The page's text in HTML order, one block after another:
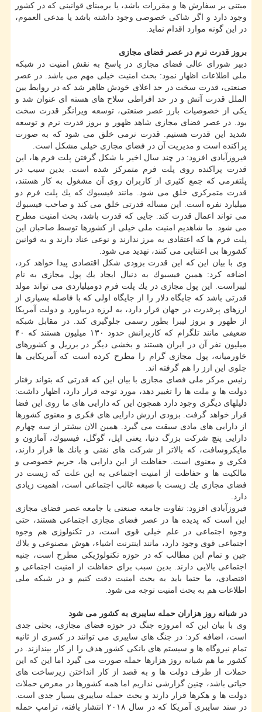
مبتنی بر سفارش ها و مقررات باشد، یا برمبنای قوانینی كه در كشور
وجود دارد و اگر شاكی خصوصی وجود داشته باشد یا مدعی العموم،
در این گونه موارد اقدام نماید.
بروز قدرت نرم در عصر فضای مجازی
دبیر شورای عالی فضای مجازی در پاسخ به نقش امنیت در شبكه
ملی اطلاعات اظهار نمود: بحث امنیت خیلی مهم می باشد. در عصر
صنعتی، قدرت سخت در حد اعلای خودش ظاهر شد كه در روابط بین
الملل قدرت آتش و در حد افراطی سلاح های هسته ای عنوان شد و
یكی از خصوصیات بارز عصر صنعتی، توسعه ویرانگر قدرت سخت
بود. در عصر فضای مجازی شاهد ظهور و بروز قدرت نرم و توسعه
شدید این قدرت هستیم. قدرت نرمی خلق می شود كه به صورت
پراكنده است و مدیریت آن در فضای مجازی خیلی مشكل است.
فیروزآبادی افزود: در چند سال اخیر با شكل گرفتن پلت فرم ها، این
قدرت پراكنده روی پلت فرم متمركز شده است. بدین سبب در
پلتفرمی كه جمع كثیری از كاربران روی آن مشغول به كار هستند،
قدرت متمركزی خلق می شود. مانند فیسبوك كه یك پلت فرم دو
میلیارد نفره است. این مساله قدرتی خلق می كند و صاحب فیسبوك
می تواند اعمال قدرت كند. جایی كه قدرت باشد، بحث امنیت مطرح
می شود. ما شاهدیم امنیت ملی خیلی از كشورها توسط صاحبان این
پلت فرم ها كه اعتقادی به مرز ندارند و نوعی عناد دارند و به قوانین
كشورها بی اعتنایی می كنند، تهدید می شود.
وی با بیان این كه این قدرت بزودی شكل اقتصادی پیدا خواهد كرد،
اضافه كرد: همین فیسبوك به دنبال ایجاد یك پول مجازی به نام
لیبراست. این پول مجازی در یك پلت فرم دومیلیاردی می تواند مولد
قدرتی باشد كه جایگاه دلار را از جایگاه اولی كه با فاصله بسیاری از
ارزهای پرقدرت در جهان قرار دارد، به لرزه دربیاورد و دولت آمریكا
از ظهور و بروز لیبرا بطور رسمی جلوگیری كند. در مقابل شبكه
ضعیفی مانند تلگرام كه كاربرانش حدود ۱۳۰ میلیون هستند كه ۴۰
میلیون نفر آن در ایران هستند و بخشی دیگر در برزیل و كشورهای
خاورمیانه، پول مجازی گرام را مطرح كرده است كه آمریكایی ها
جلوی این ارز را هم گرفته اند.
رئیس مركز ملی فضای مجازی با بیان این كه قدرتی كه بتواند رفتار
دولت ها و ملت ها را تغییر دهد، مورد توجه قرار دارد، اظهار داشت:
دلیلهای دیگری وجود دارد همچون این كه دارایی های ما روی این فضا
قرار خواهد گرفت. بزودی ارزش دارایی های فكری و معنوی كشورها
از دارایی های مادی سبقت می گیرد. همین الان بیشتر از سه چهارم
دارایی پنچ شركت بزرگ دنیا، یعنی اپل، گوگل، فیسبوك، آمازون و
مایكروسافت، كه بالاتر از شركت های نفتی و بانك ها قرار دارند،
فكری و معنوی است. حفاظت از این دارایی ها، حریم خصوصی و
مالكیت ها و حفاظت از امنیت اجتماعی به این علت كه زیست در
فضای مجازی یك زیست با صبغه غالب اجتماعی است، اهمیت زیادی
دارد.
فیروزآبادی افزود: تفاوت جامعه صنعتی با جامعه عصر فضای مجازی
این است كه پدیده ها در عصر فضای مجازی اجتماعی هستند، حتی
وجوه اجتماعی در علم خیلی قوی است، در تكنولوژی هم وجوه
اجتماعی قوی وجود دارد، مانند اینترنت اشیاء، هوش مصنوعی و بلاك
چین و تمام این مطالب كه در حوزه تكنولوژیكی مطرح است، جنبه
اجتماعی بالایی دارند. بدین سبب برای حفاظت از امنیت اجتماعی و
اقتصادی، ما حتما باید به بحث امنیت دقت كنیم و در شبكه ملی
اطلاعات هم به بحث امنیت توجه می شود.
در شبانه روز هزاران حمله سایبری به كشور می شود
وی با بیان این كه امروزه جنگ در حوزه فضای مجازی، بحثی جدی
است، اضافه كرد: در جنگ های سایبری می توانند در كسری از ثانیه
تمام نیروگاه ها و سیستم های بانكی كشور هدف را از كار بیندازند. در
كشور ما هم شبانه روز هزارها حمله صورت می گیرد اما این كه این
حملات از طرف دولت ها و به قصد از كار انداختن زیرساخت های
حیاتی باشد، چنین گزارشی نداریم اما همه كشورها در معرض حملات
دولت ها و هكرها قرار دارند و بحث حمله سایبری بسیار جدی است.
در سند سایبری آمریكا كه در سال ۲۰۱۸ انتشار یافته، ترامپ حمله